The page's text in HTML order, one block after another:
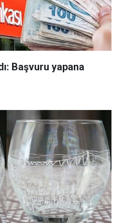
Başvuru yapana